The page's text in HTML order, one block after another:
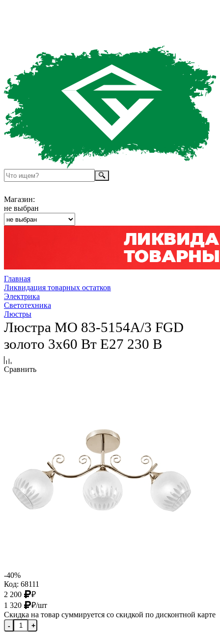
Магазин:
не выбран
Главная
Ликвидация товарных остатков
Электрика
Светотехника
Люстры
Люстра MО 83-5154A/3 FGD
золото 3х60 Вт E27 230 В
Сравнить
-40%
Код: 68111
2 200
₽
1 320
₽/шт
Скидка на товар суммируется со скидкой по дисконтной карте
- +